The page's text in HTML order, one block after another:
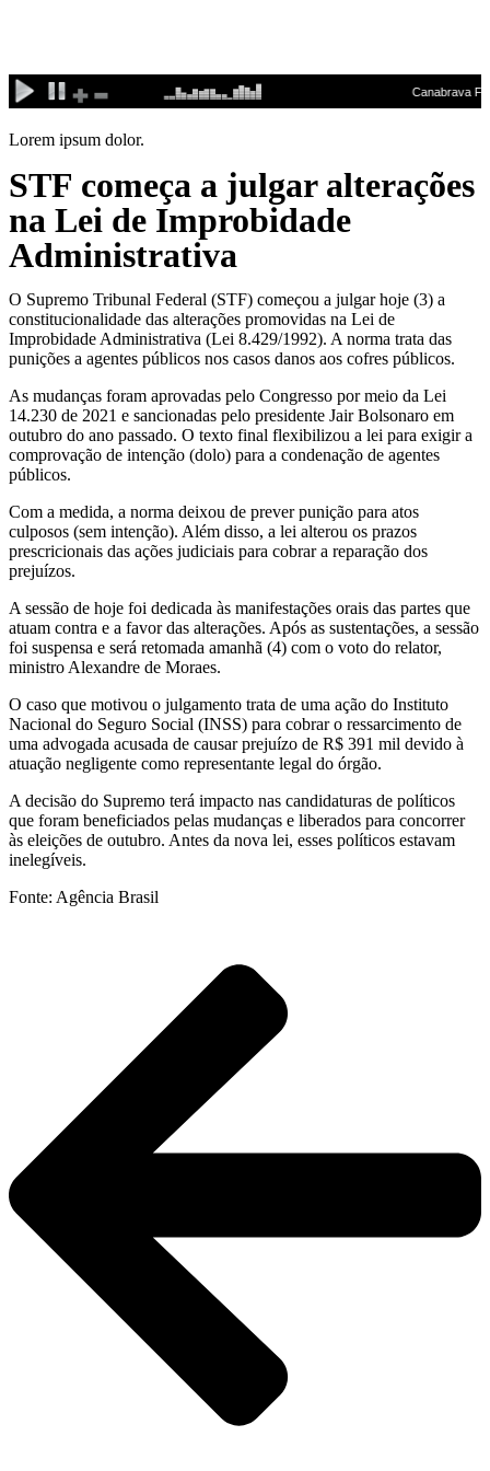
conteúdo
Lorem ipsum dolor.
STF começa a julgar alterações
na Lei de Improbidade
Administrativa
O Supremo Tribunal Federal (STF) começou a julgar hoje (3) a
constitucionalidade das alterações promovidas na Lei de
Improbidade Administrativa (Lei 8.429/1992). A norma trata das
punições a agentes públicos nos casos danos aos cofres públicos.
As mudanças foram aprovadas pelo Congresso por meio da Lei
14.230 de 2021 e sancionadas pelo presidente Jair Bolsonaro em
outubro do ano passado. O texto final flexibilizou a lei para exigir a
comprovação de intenção (dolo) para a condenação de agentes
públicos.
Com a medida, a norma deixou de prever punição para atos
culposos (sem intenção). Além disso, a lei alterou os prazos
prescricionais das ações judiciais para cobrar a reparação dos
prejuízos.
A sessão de hoje foi dedicada às manifestações orais das partes que
atuam contra e a favor das alterações. Após as sustentações, a sessão
foi suspensa e será retomada amanhã (4) com o voto do relator,
ministro Alexandre de Moraes.
O caso que motivou o julgamento trata de uma ação do Instituto
Nacional do Seguro Social (INSS) para cobrar o ressarcimento de
uma advogada acusada de causar prejuízo de R$ 391 mil devido à
atuação negligente como representante legal do órgão.
A decisão do Supremo terá impacto nas candidaturas de políticos
que foram beneficiados pelas mudanças e liberados para concorrer
às eleições de outubro. Antes da nova lei, esses políticos estavam
inelegíveis.
Fonte: Agência Brasil